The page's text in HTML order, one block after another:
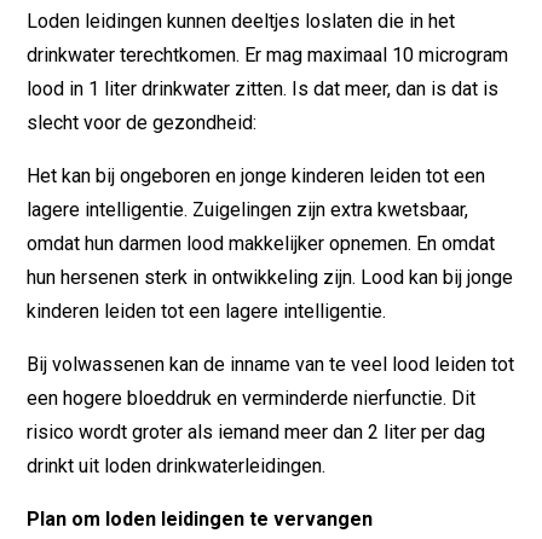
Loden leidingen kunnen deeltjes loslaten die in het
drinkwater terechtkomen. Er mag maximaal 10 microgram
lood in 1 liter drinkwater zitten. Is dat meer, dan is dat is
slecht voor de gezondheid:
Het kan bij ongeboren en jonge kinderen leiden tot een
lagere intelligentie. Zuigelingen zijn extra kwetsbaar,
omdat hun darmen lood makkelijker opnemen. En omdat
hun hersenen sterk in ontwikkeling zijn. Lood kan bij jonge
kinderen leiden tot een lagere intelligentie.
Bij volwassenen kan de inname van te veel lood leiden tot
een hogere bloeddruk en verminderde nierfunctie. Dit
risico wordt groter als iemand meer dan 2 liter per dag
drinkt uit loden drinkwaterleidingen.
Plan om loden leidingen te vervangen